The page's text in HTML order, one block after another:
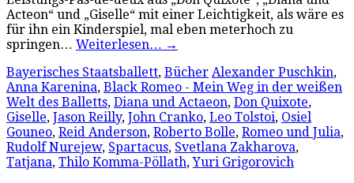
Acteon“ und „Giselle“ mit einer Leichtigkeit, als wäre es
für ihn ein Kinderspiel, mal eben meterhoch zu
springen… Weiterlesen… →
Bayerisches Staatsballett, Bücher Alexander Puschkin,
Anna Karenina, Black Romeo - Mein Weg in der weißen
Welt des Balletts, Diana und Actaeon, Don Quixote,
Giselle, Jason Reilly, John Cranko, Leo Tolstoi, Osiel
Gouneo, Reid Anderson, Roberto Bolle, Romeo und Julia,
Rudolf Nurejew, Spartacus, Svetlana Zakharova,
Tatjana, Thilo Komma-Pöllath,Yuri Grigorovich